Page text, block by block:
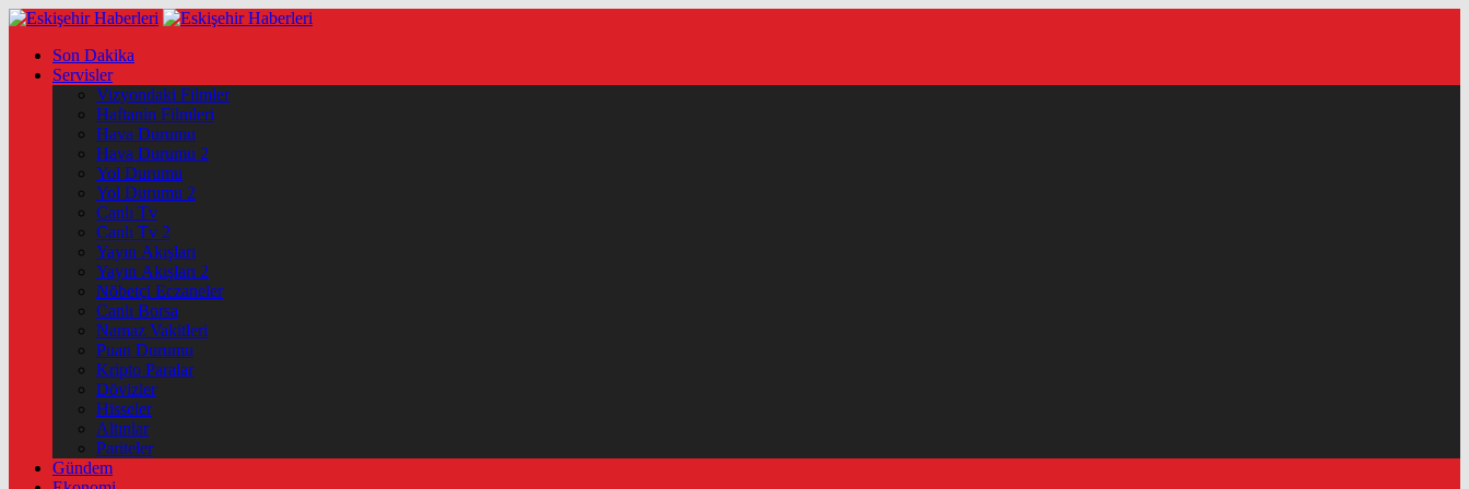
Son Dakika
Servisler
Vizyondaki Filmler
Haftanin Filmleri
Hava Durumu
Hava Durumu 2
Yol Durumu
Yol Durumu 2
Canlı Tv
Canlı Tv 2
Yayın Akışları
Yayın Akışları 2
Nöbetçi Eczaneler
Canlı Borsa
Namaz Vakitleri
Puan Durumu
Kripto Paralar
Dövizler
Hisseler
Altınlar
Pariteler
Gündem